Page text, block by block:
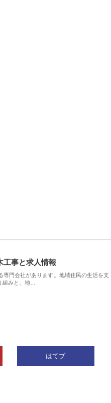
工事と求人情報
専門会社があります。地域住民の生活を支
組みと、地…
はてブ